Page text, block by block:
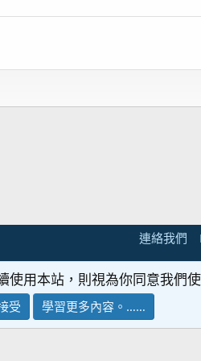
連絡我們
by XenForo
© 2010-2024 XenForo
from DragonByte™©2011-2026
：八點四企業社 統一編號：25953834
海水觀賞魚寵物交流網
使用本站，則視為你同意我們
受 學習更多內容。……